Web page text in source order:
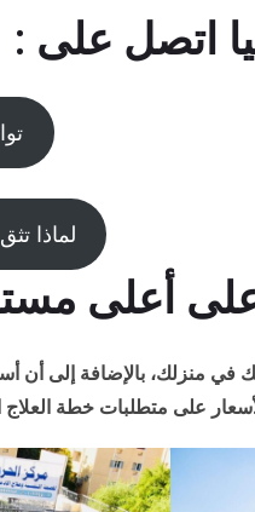
– 01091786267
لماذا
أعلى
منزلك، بالإضافة إلى أن
على متطلبات خطة العلاج